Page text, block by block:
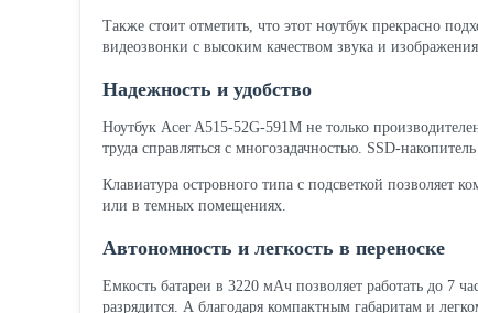
Также стоит отметить, что этот ноутбук прекрасно
видеозвонки с высоким качеством звука и
Надежность и удобство
Ноутбук Acer A515-52G-591M не только
труда справляться с многозадачностью. SSD-
Клавиатура островного типа с подсветкой позволяет
или в темных помещениях.
Автономность и легкость в переноске
Емкость батареи в 3220 мАч позволяет работать до 7
разрядится. А благодаря компактным габаритам и